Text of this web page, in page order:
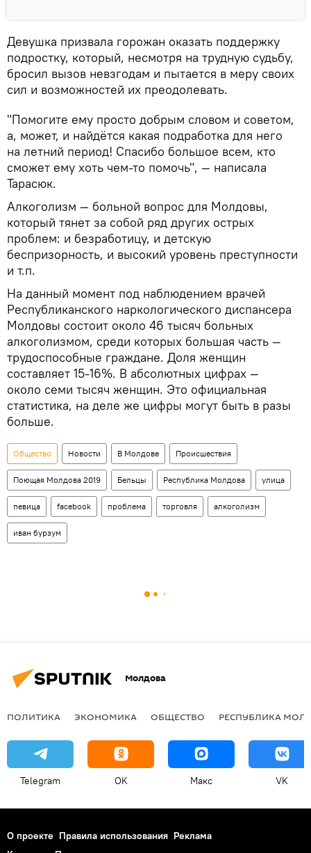
Девушка призвала горожан оказать поддержку
подростку, который, несмотря на трудную судьбу,
бросил вызов невзгодам и пытается в меру своих
сил и возможностей их преодолевать.
"Помогите ему просто добрым словом и советом,
а, может, и найдётся какая подработка для него
на летний период! Спасибо большое всем, кто
сможет ему хоть чем-то помочь", — написала
Тарасюк.
Алкоголизм — больной вопрос для Молдовы,
который тянет за собой ряд других острых
проблем: и безработицу, и детскую
беспризорность, и высокий уровень преступности
и т.п.
На данный момент под наблюдением врачей
Республиканского наркологического диспансера
Молдовы состоит около 46 тысяч больных
алкоголизмом, среди которых большая часть —
трудоспособные граждане. Доля женщин
составляет 15-16%. В абсолютных цифрах —
около семи тысяч женщин. Это официальная
статистика, на деле же цифры могут быть в разы
больше.
Общество Новости В Молдове Происшествия
Поющая Молдова 2019 Бельцы Республика Молдова улица
певица facebook проблема торговля алкоголизм
иван бурзум
Молдова
ПОЛИТИКА ЭКОНОМИКА ОБЩЕСТВО РЕСПУБЛИКА
Telegram OK Макс VK
О проекте Правила использования Реклама